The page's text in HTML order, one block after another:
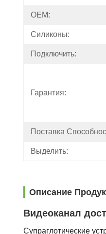
OEM:
Силиконы:
Подключить:
Гарантия:
Поставка
Выделить:
Описание
Видеоканал
Супраглотические